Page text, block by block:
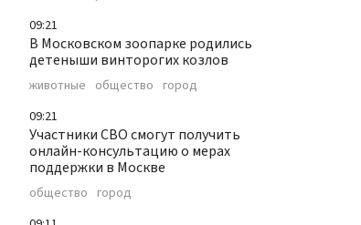
09:21
В Московском зоопарке родились
детеныши винторогих козлов
животные общество город
09:21
Участники СВО смогут получить
онлайн-консультацию о мерах
поддержки в Москве
общество город